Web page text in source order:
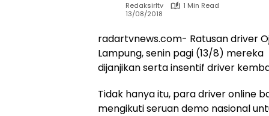
Redaksirltv
1 Min Read
13/08/2018
radartvnews.com- Ratusan driver
Lampung, senin pagi (13/8)
dijanjikan serta insentif driver
Tidak hanya itu, para driver online
mengikuti seruan demo nasional